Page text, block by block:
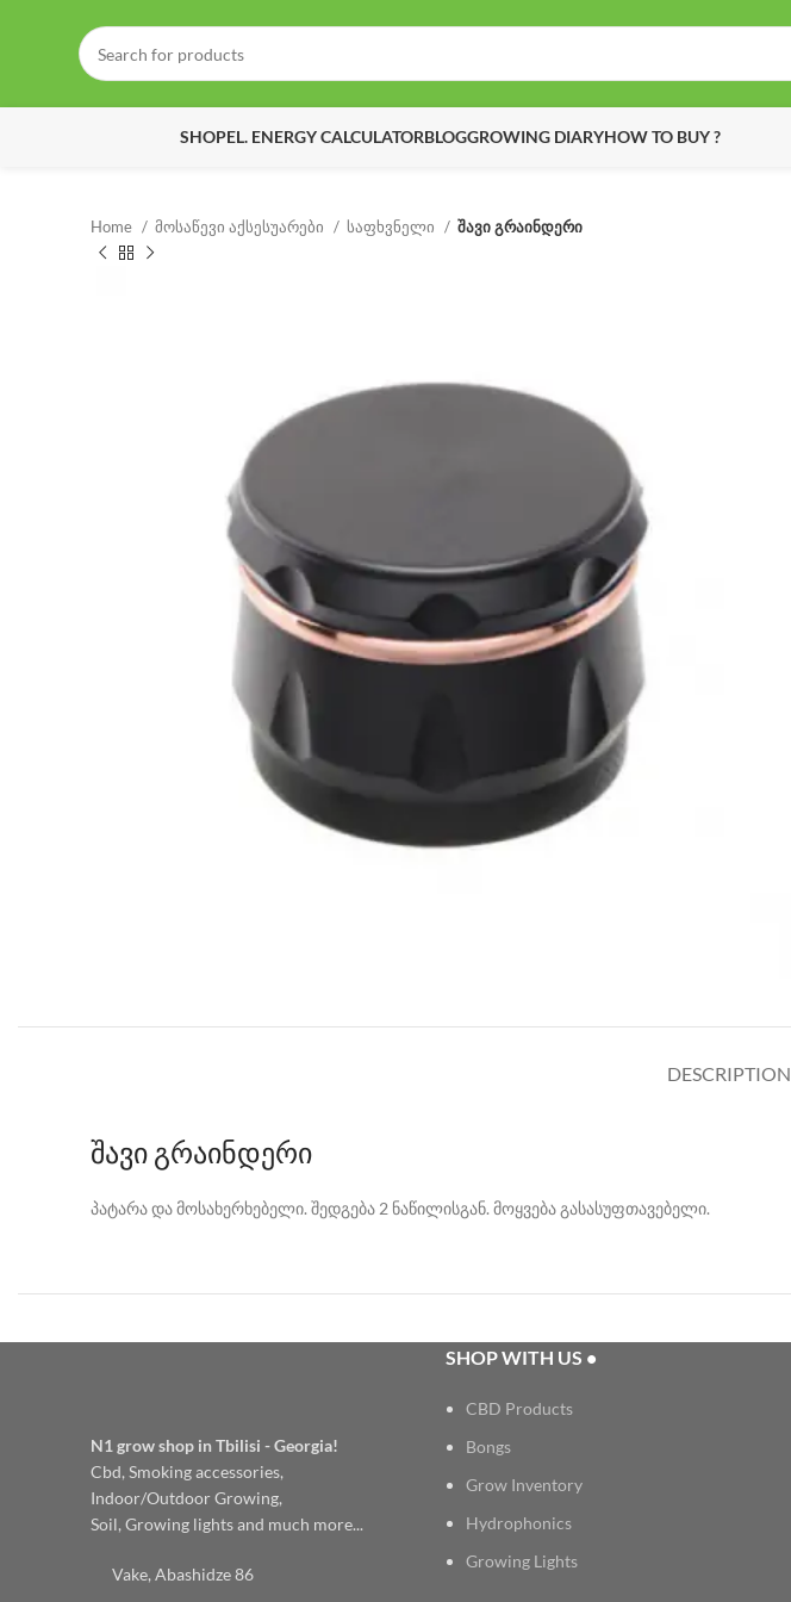
SHOPEL. ENERGY CALCULATORBLOGGROWING DIARYHOW TO BUY ?
Home მოსაწევი აქსესუარები საფხვნელი შავი გრაინდერი
DESCRIPTION
შავი გრაინდერი
პატარა და მოსახერხებელი. შედგება 2 ნაწილისგან. მოყვება გასასუფთავებელი.
N1 grow shop in Tbilisi - Georgia!
Cbd, Smoking accessories,
Indoor/Outdoor Growing,
Soil, Growing lights and much more...
Vake, Abashidze 86
SHOP WITH US •
CBD Products
Bongs
Grow Inventory
Hydrophonics
Growing Lights